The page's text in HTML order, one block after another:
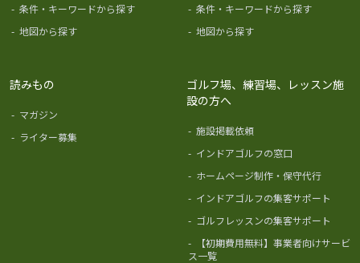
- 条件・キーワードから探す
- 地図から探す
- 条件・キーワードから探す
- 地図から探す
読みもの
- マガジン
- ライター募集
ゴルフ場、練習場、レッスン施
設の方へ
- 施設掲載依頼
- インドアゴルフの窓口
- ホームページ制作・保守代行
- インドアゴルフの集客サポート
- ゴルフレッスンの集客サポート
-
【初期費用無料】事業者向けサービ
ス一覧